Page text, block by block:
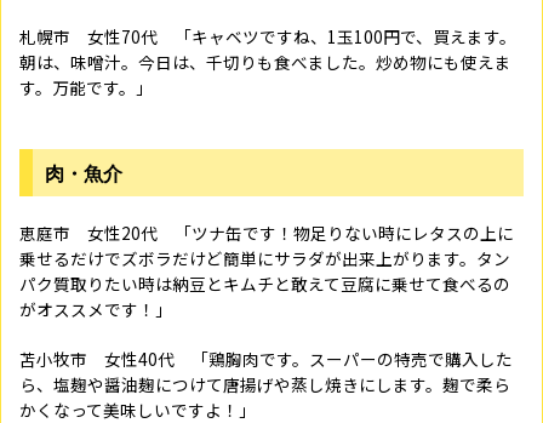
札幌市 女性70代 「キャベツですね、 1玉100円で、買えます。
朝は、味噌汁。今日は、千切りも食べました。炒め物にも使えま
す。万能です。」
肉・魚介
恵庭市 女性20代 「ツナ缶です！物足りない時にレタスの上に
乗せるだけでズボラだけど簡単にサラダが出来上がります。タン
パク質取りたい時は納豆とキムチと敢えて豆腐に乗せて食べるの
がオススメです！」
苫小牧市 女性40代 「鶏胸肉です。スーパーの特売で購入した
ら、塩麹や醤油麹につけて唐揚げや蒸し焼きにします。麹で柔ら
かくなって美味しいですよ！」